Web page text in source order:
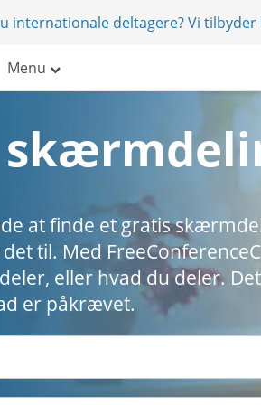
internationale deltagere? Vi
Menu
at finde et gratis
til. Med
eller hvad du deler.
er påkrævet.